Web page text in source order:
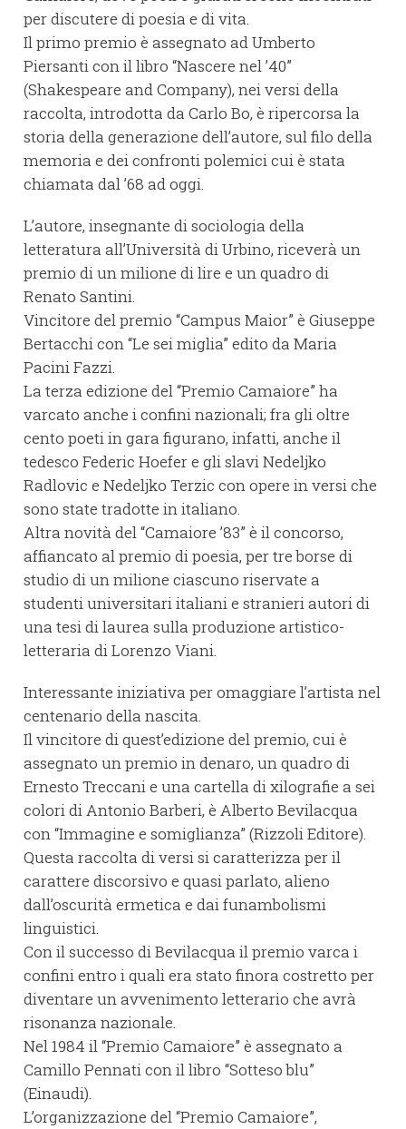
per discutere di poesia e di vita.
Il primo premio è assegnato ad Umberto
Piersanti con il libro “Nascere nel ’40”
(Shakespeare and Company), nei versi della
raccolta, introdotta da Carlo Bo, è ripercorsa la
storia della generazione dell’autore, sul filo della
memoria e dei confronti polemici cui è stata
chiamata dal ’68 ad oggi.
L’autore, insegnante di sociologia della
letteratura all’Università di Urbino, riceverà un
premio di un milione di lire e un quadro di
Renato Santini.
Vincitore del premio “Campus Maior” è Giuseppe
Bertacchi con “Le sei miglia” edito da Maria
Pacini Fazzi.
La terza edizione del “Premio Camaiore” ha
varcato anche i confini nazionali; fra gli oltre
cento poeti in gara figurano, infatti, anche il
tedesco Federic Hoefer e gli slavi Nedeljko
Radlovic e Nedeljko Terzic con opere in versi che
sono state tradotte in italiano.
Altra novità del “Camaiore ’83” è il concorso,
affiancato al premio di poesia, per tre borse di
studio di un milione ciascuno riservate a
studenti universitari italiani e stranieri autori di
una tesi di laurea sulla produzione artistico-
letteraria di Lorenzo Viani.
Interessante iniziativa per omaggiare l’artista nel
centenario della nascita.
Il vincitore di quest’edizione del premio, cui è
assegnato un premio in denaro, un quadro di
Ernesto Treccani e una cartella di xilografie a sei
colori di Antonio Barberi, è Alberto Bevilacqua
con “Immagine e somiglianza” (Rizzoli Editore).
Questa raccolta di versi si caratterizza per il
carattere discorsivo e quasi parlato, alieno
dall’oscurità ermetica e dai funambolismi
linguistici.
Con il successo di Bevilacqua il premio varca i
confini entro i quali era stato finora costretto per
diventare un avvenimento letterario che avrà
risonanza nazionale.
Nel 1984 il “Premio Camaiore” è assegnato a
Camillo Pennati con il libro “Sotteso blu”
(Einaudi).
L’organizzazione del “Premio Camaiore”,